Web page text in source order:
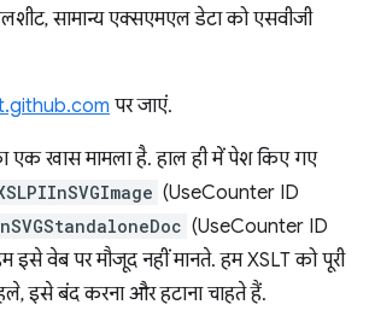
सामान्य एक्सएमएल डेटा को एसवीजी
पर जाएं.
एक खास मामला है. हाल ही में पेश किए गए
(UseCounter ID
(UseCounter ID
इसे वेब पर मौजूद नहीं मानते. हम XSLT को पूरी
इसे बंद करना और हटाना चाहते हैं.